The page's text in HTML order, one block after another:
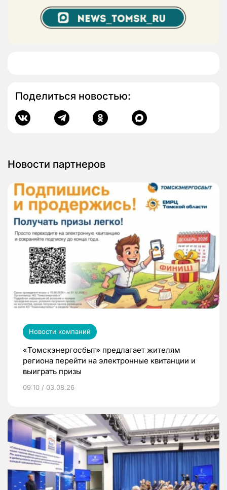
Поделиться новостью:
Новости партнеров
Новости компаний
«Томскэнергосбыт» предлагает жителям
региона перейти на электронные квитанции и
выиграть призы
09:10 / 03.08.26